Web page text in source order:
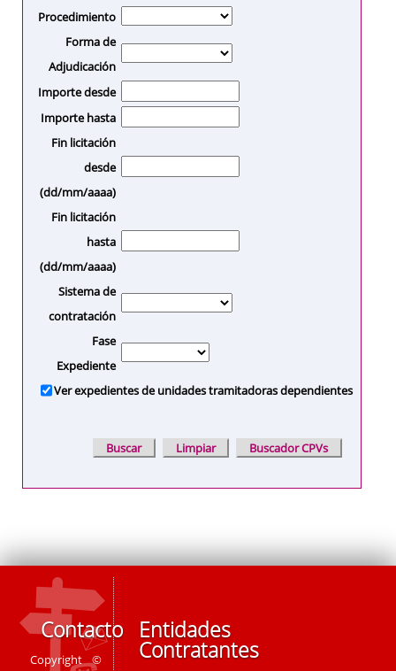
Procedimiento
Forma de
Adjudicación
Importe desde
Importe hasta
Fin licitación
desde
(dd/mm/aaaa)
Fin licitación
hasta
(dd/mm/aaaa)
Sistema de
contratación
Fase
Expediente
Ver expedientes de unidades tramitadoras dependientes
Contacto
Copyright ©
Entidades
Contratantes